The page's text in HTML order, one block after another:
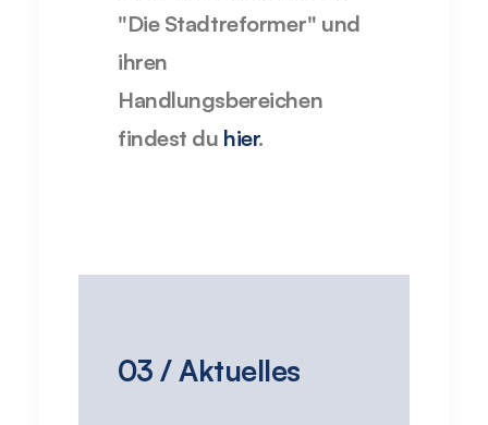
"Die Stadtreformer" und
ihren
Handlungsbereichen
findest du hier.
03 / Aktuelles